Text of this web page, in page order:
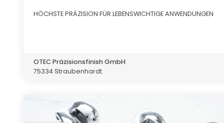
HÖCHSTE PRÄZISION FÜR LEBENSWICHTIGE ANWENDUNGEN
OTEC Präzisionsfinish GmbH
75334 Straubenhardt